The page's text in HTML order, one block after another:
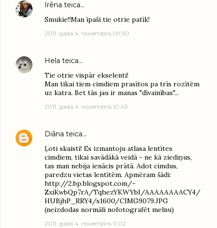
Irēna teica…
Smukie!!Man īpaši tie otrie patīk!
2011. gada 4. novembris 09:50
Hela teica…
Tie otrie vispār ekselenti!
Man tikai tiem cimdiem prasītos pa trīs rozītēm
uz katra. Bet tās jau ir manas "dīvainības"...
2011. gada 4. novembris 10:43
Diāna teica…
Ļoti skaisti! Es izmantoju atlasa lentītes
cimdiem, tikai savādākā veidā - ne kā ziediņus,
tas man nebija ienācis prātā. Adot cimdus,
paredzu vietas lentītēm. Apmēram šādi:
http://2.bp.blogspot.com/-
ZxiKwbQp7rA/TqhezYKWYbI/AAAAAAAACY4/
HUBjhP_RRY4/s1600/CIMG9079.JPG
(neizdodas normāli nofotografēt melnu)
2011. gada 4. novembris 11:02